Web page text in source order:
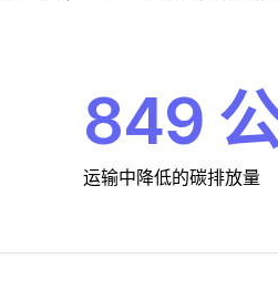
849
运输中降低的碳排放量